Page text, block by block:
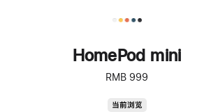
HomePod mini
RMB 999
当前浏览